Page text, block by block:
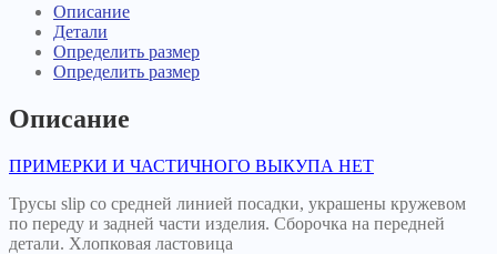
Описание
Детали
Определить размер
Определить размер
Описание
ПРИМЕРКИ И ЧАСТИЧНОГО ВЫКУПА НЕТ
Трусы slip со средней линией посадки, украшены кружевом
по переду и задней части изделия. Сборочка на передней
детали. Хлопковая ластовица